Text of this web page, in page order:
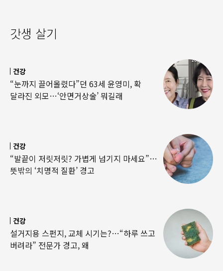
갓생 살기
건강
“눈까지 끌어올렸다”던 63세 윤영미, 확
달라진 외모…‘안면거상술’ 뭐길래
건강
“발끝이 저릿저릿? 가볍게 넘기지 마세요”…
뜻밖의 ‘치명적 질환’ 경고
건강
설거지용 스펀지, 교체 시기는?…“하루 쓰고
버려라” 전문가 경고, 왜